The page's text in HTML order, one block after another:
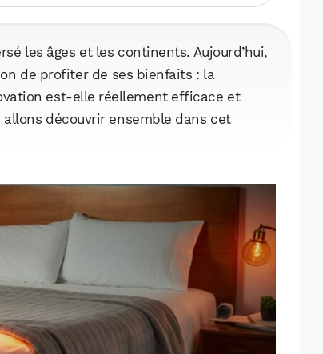
les âges et les continents. Aujourd’hui,
de profiter de ses bienfaits : la
est-elle réellement efficace et
allons découvrir ensemble dans cet